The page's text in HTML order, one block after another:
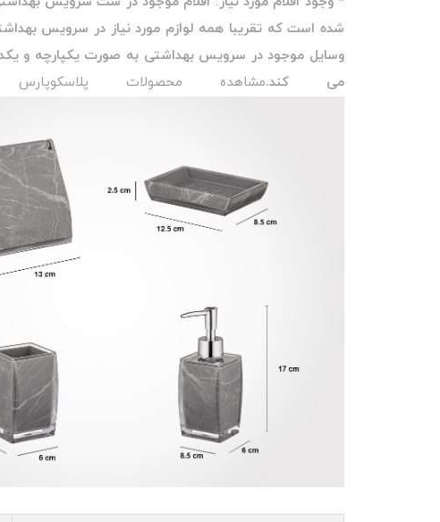
شده است که تقریبا همه لوازم مورد نیاز در سرویس
وسایل موجود در سرویس بهداشتی به صورت یکپارچه و
می کند.مشاهده محصولات پلاسکوپارس